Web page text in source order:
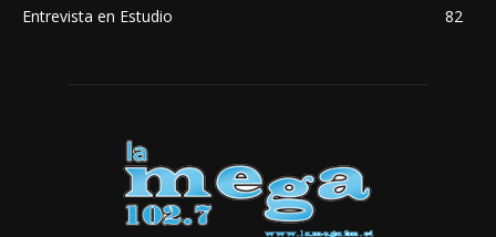
Entrevista en Estudio
82